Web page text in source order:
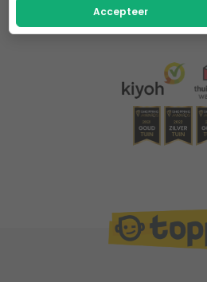
Eerder bekeken door jou
Accepteer